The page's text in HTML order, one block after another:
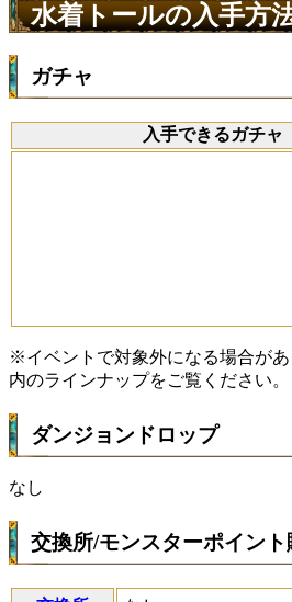
水着トールの入手方
ガチャ
入手できるガチャ
※イベントで対象外になる場合が
内のラインナップをご覧ください。
ダンジョンドロップ
なし
交換所/モンスターポイント